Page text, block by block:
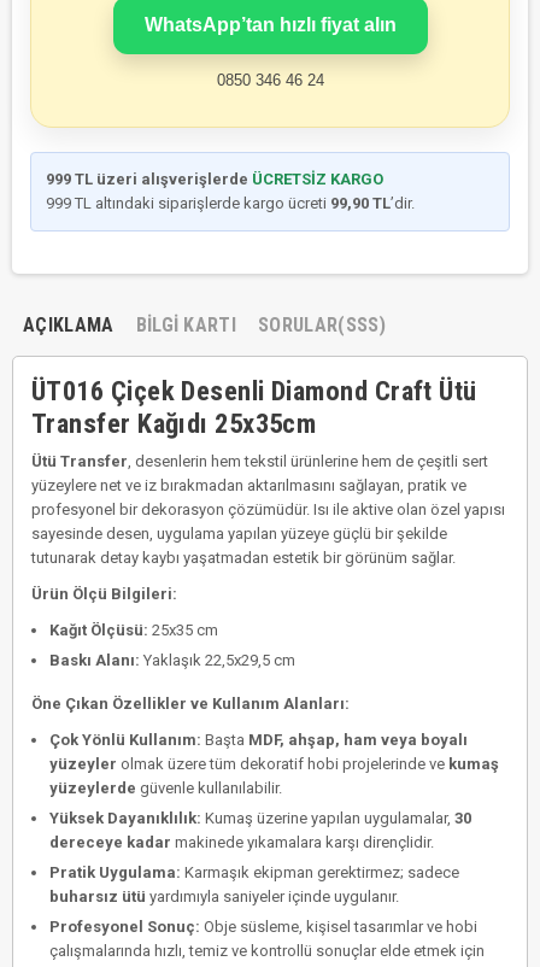
WhatsApp’tan hızlı fiyat alın
0850 346 46 24
999 TL üzeri alışverişlerde ÜCRETSİZ KARGO
999 TL altındaki siparişlerde kargo ücreti 99,90 TL’dir.
AÇIKLAMA BILGI KARTI SORULAR(SSS)
ÜT016 Çiçek Desenli Diamond Craft Ütü
Transfer Kağıdı 25x35cm
Ütü Transfer , desenlerin hem tekstil ürünlerine hem de çeşitli sert
yüzeylere net ve iz bırakmadan aktarılmasını sağlayan, pratik ve
profesyonel bir dekorasyon çözümüdür. Isı ile aktive olan özel yapısı
sayesinde desen, uygulama yapılan yüzeye güçlü bir şekilde
tutunarak detay kaybı yaşatmadan estetik bir görünüm sağlar.
Ürün Ölçü Bilgileri:
Kağıt Ölçüsü: 25x35 cm
Baskı Alanı: Yaklaşık 22,5x29,5 cm
Öne Çıkan Özellikler ve Kullanım Alanları:
Çok Yönlü Kullanım: Başta MDF, ahşap, ham veya boyalı
yüzeyler olmak üzere tüm dekoratif hobi projelerinde ve kumaş
yüzeylerde güvenle kullanılabilir.
Yüksek Dayanıklılık: Kumaş üzerine yapılan uygulamalar, 30
dereceye kadar makinede yıkamalara karşı dirençlidir.
Pratik Uygulama: Karmaşık ekipman gerektirmez; sadece
buharsız ütü yardımıyla saniyeler içinde uygulanır.
Profesyonel Sonuç: Obje süsleme, kişisel tasarımlar ve hobi
çalışmalarında hızlı, temiz ve kontrollü sonuçlar elde etmek için